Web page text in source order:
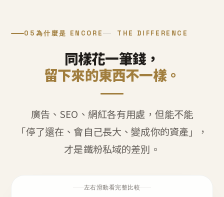
05 為什麼是 ENCORE THE DIFFERENCE
同樣花一筆錢，
留下來的東西不一樣。
廣告、SEO、網紅各有用處，但能不能
「停了還在、會自己長大、變成你的資產」，
才是鐵粉私域的差別。
左右滑動看完整比較